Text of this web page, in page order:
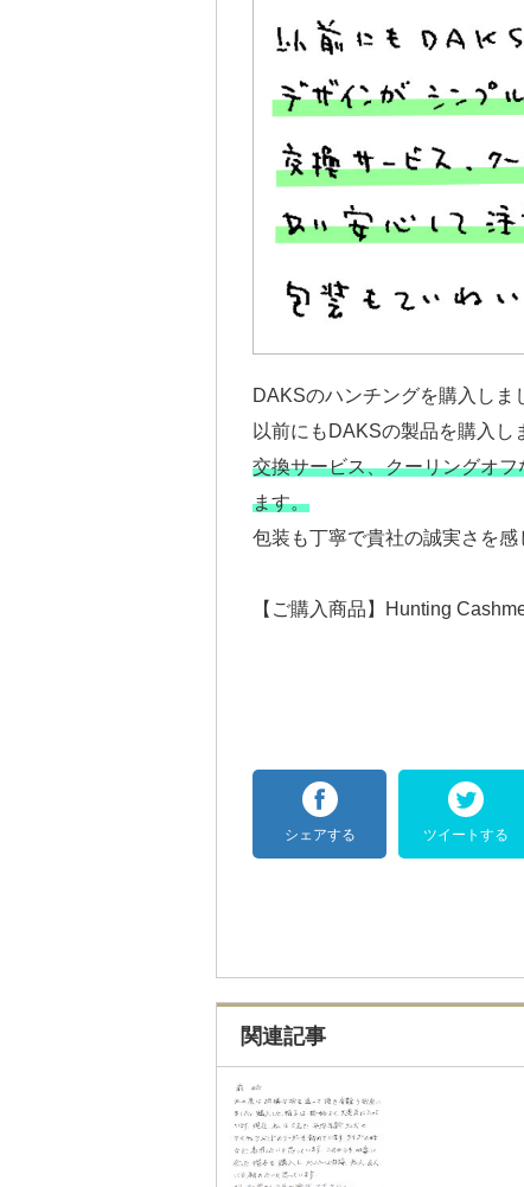
DAKSのハンチングを購入しま
以前にもDAKSの製品を購入し
交換サービス、クーリングオ
ます。
包装も丁寧で貴社の誠実さを感
【ご購入商品】Hunting
シェアする ツイートする
関連記事